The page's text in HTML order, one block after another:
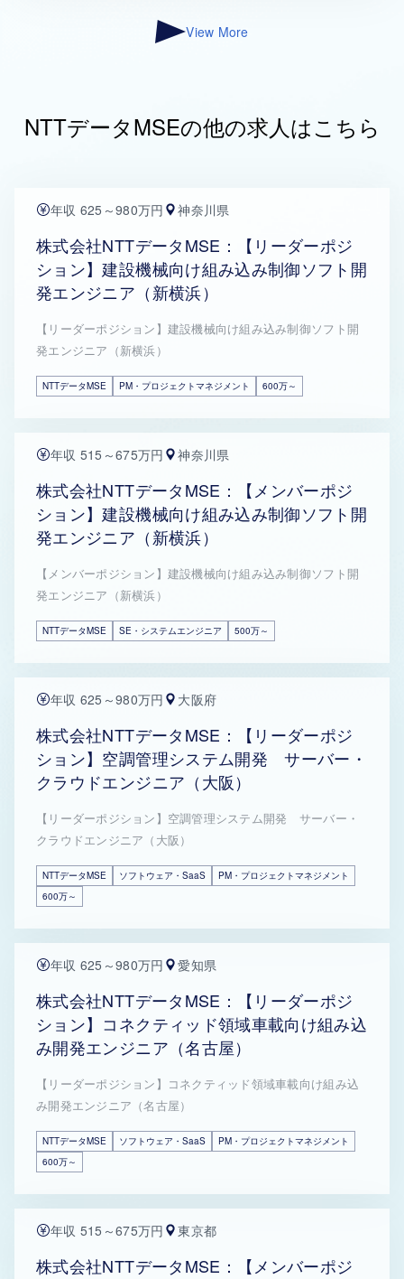
View More
NTTデータMSEの他の求人はこちら
年収 625～980万円 神奈川県
株式会社NTTデータMSE：【リーダーポジ
ション】建設機械向け組み込み制御ソフト開
発エンジニア（新横浜）
【リーダーポジション】建設機械向け組み込み制御ソフト開
発エンジニア（新横浜）
NTTデータMSE PM・プロジェクトマネジメント 600万～
年収 515～675万円 神奈川県
株式会社NTTデータMSE：【メンバーポジ
ション】建設機械向け組み込み制御ソフト開
発エンジニア（新横浜）
【メンバーポジション】建設機械向け組み込み制御ソフト開
発エンジニア（新横浜）
NTTデータMSE SE・システムエンジニア 500万～
年収 625～980万円 大阪府
株式会社NTTデータMSE：【リーダーポジ
ション】空調管理システム開発 サーバー・
クラウドエンジニア（大阪）
【リーダーポジション】空調管理システム開発 サーバー・
クラウドエンジニア（大阪）
NTTデータMSE ソフトウェア・SaaS
PM・プロジェクトマネジメント
600万～
年収 625～980万円 愛知県
株式会社NTTデータMSE：【リーダーポジ
ション】コネクティッド領域車載向け組み込
み開発エンジニア（名古屋）
【リーダーポジション】コネクティッド領域車載向け組み込
み開発エンジニア（名古屋）
NTTデータMSE ソフトウェア・SaaS
PM・プロジェクトマネジメント
600万～
年収 515～675万円 東京都
株式会社NTTデータMSE：【メンバーポジ